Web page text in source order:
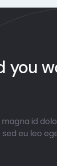
you
magna id
eu leo